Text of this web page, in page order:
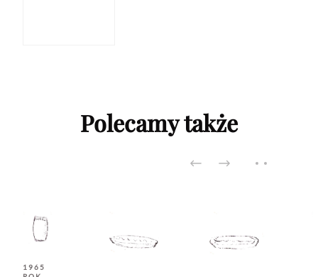
Polecamy także
1965